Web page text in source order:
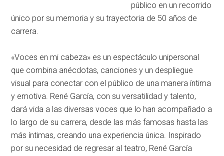
público en un recorrido
único por su memoria y su trayectoria de 50 años de
carrera.
«Voces en mi cabeza» es un espectáculo unipersonal
que combina anécdotas, canciones y un despliegue
visual para conectar con el público de una manera íntima
y emotiva. René García, con su versatilidad y talento,
dará vida a las diversas voces que lo han acompañado a
lo largo de su carrera, desde las más famosas hasta las
más íntimas, creando una experiencia única. Inspirado
por su necesidad de regresar al teatro, René García